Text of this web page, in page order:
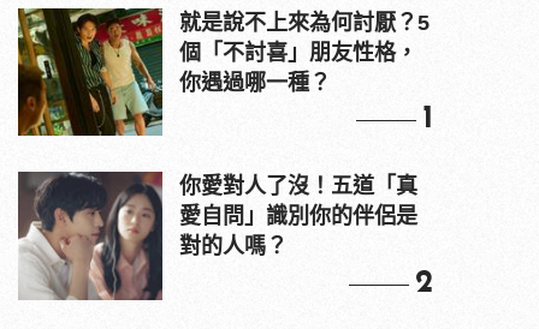
就是說不上來為何討厭？5
個「不討喜」朋友性格，
你遇過哪一種？
1
你愛對人了沒！五道「真
愛自問」識別你的伴侶是
對的人嗎？
2